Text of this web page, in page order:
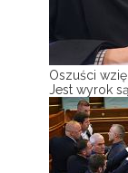
Oszuści
Jest wyrok